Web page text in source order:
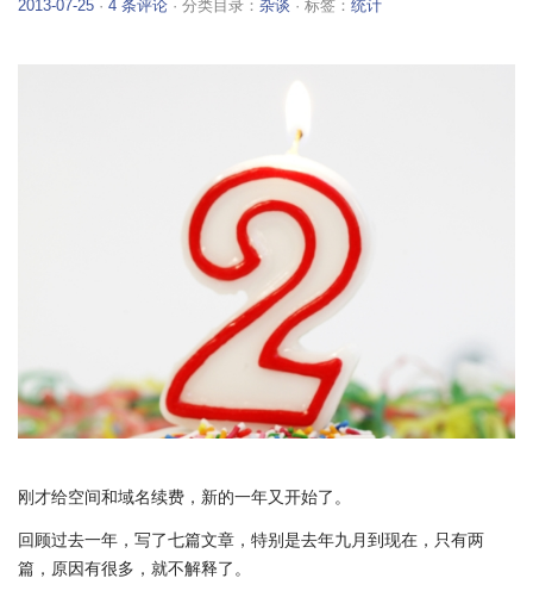
2013-07-25 · 4 条评论 · 分类目录： 杂谈 · 标签： 统计
刚才给空间和域名续费，新的一年又开始了。
回顾过去一年，写了七篇文章，特别是去年九月到现在，只有两
篇，原因有很多，就不解释了。